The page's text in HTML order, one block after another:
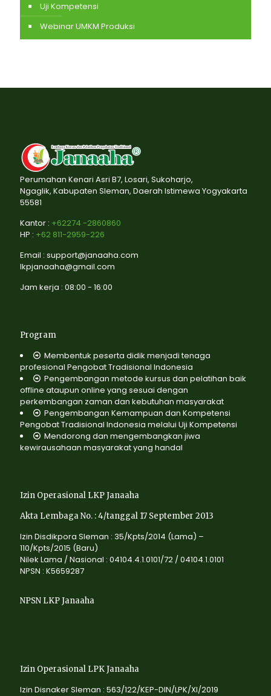
Uji Kompetensi
Webinar UMKM Produksi
Perumahan Kenari Asri B7, Losari, Sukoharjo,
Ngaglik, Kabupaten Sleman, Daerah Istimewa Yogyakarta
55581
Kantor : +62274 -2860860
HP : +62 811-2959-226
Email : support@janaaha.com
lkpjanaaha@gmail.com
Jam kerja : 08:00 - 16:00
Program
Membentuk peserta didik menjadi tenaga
profesional Pengobat Tradisional Indonesia
Pengembangan metode kursus dan pelatihan baik
offline ataupun online yang sesuai dengan
perkembangan zaman dan kebutuhan masyarakat
Pengembangan Kemampuan dan Kompetensi
Pengobat Tradisional Indonesia melalui Uji Kompetensi
Mendorong dan mengembangkan jiwa
kewirausahaan masyarakat yang handal
Izin Operasional LKP Janaaha
Akta Lembaga No. : 4/tanggal 17 September 2013
Izin Disdikpora Sleman : 35/Kpts/2014 (Lama) –
110/Kpts/2015 (Baru)
Nilek Lama / Nasional : 04104.4.1.0101/72 / 04104.1.0101
NPSN : K5659287
NPSN LKP Janaaha
Izin Operasional LPK Janaaha
Izin Disnaker Sleman : 563/122/KEP-DIN/LPK/XI/2019